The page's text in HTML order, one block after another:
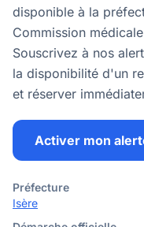
disponible à la
Commission
Souscrivez à nos
la disponibilité d'un
et réserver
Activer mon
Préfecture
Isère